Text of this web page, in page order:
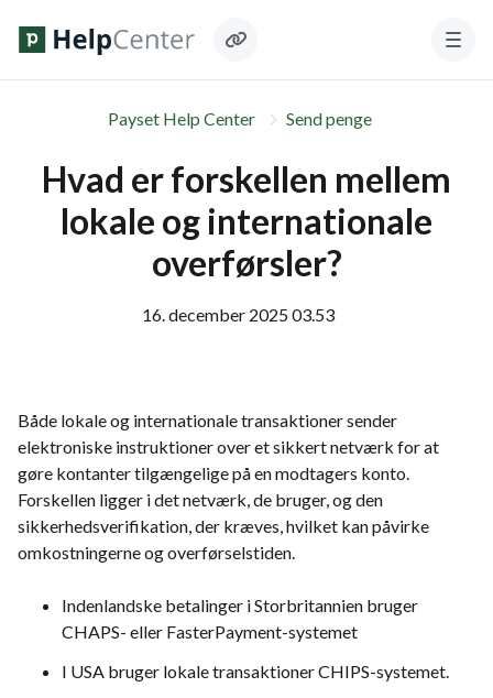
Payset Help Center Send penge
Hvad er forskellen mellem
lokale og internationale
overførsler?
16. december 2025 03.53
Både lokale og internationale transaktioner sender
elektroniske instruktioner over et sikkert netværk for at
gøre kontanter tilgængelige på en modtagers konto.
Forskellen ligger i det netværk, de bruger, og den
sikkerhedsverifikation, der kræves, hvilket kan påvirke
omkostningerne og overførselstiden.
Indenlandske betalinger i Storbritannien bruger
CHAPS- eller FasterPayment-systemet
I USA bruger lokale transaktioner CHIPS-systemet.